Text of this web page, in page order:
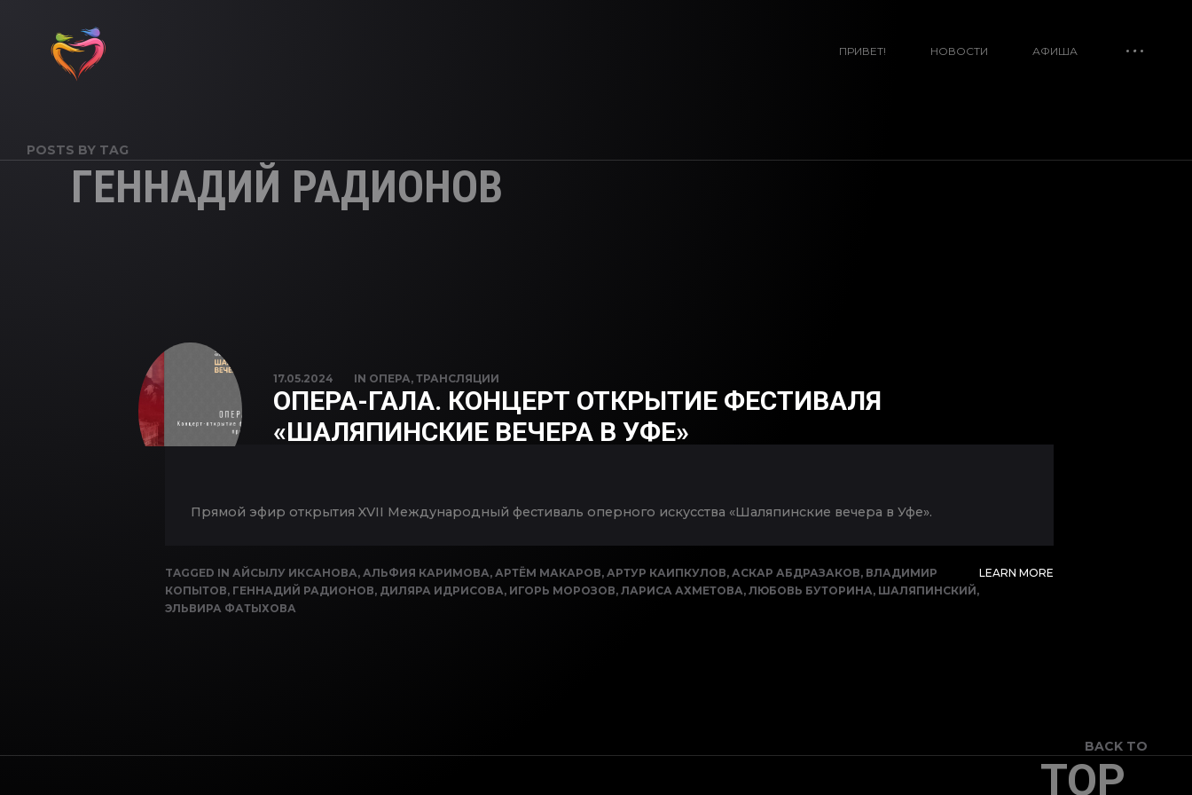
ПРИВЕТ! НОВОСТИ АФИША
POSTS BY TAG
ГЕННАДИЙ РАДИОНОВ
17.05.2024 IN ОПЕРА,ТРАНСЛЯЦИИ
ОПЕРА-ГАЛА. КОНЦЕРТ ОТКРЫТИЕ ФЕСТИВАЛЯ
«ШАЛЯПИНСКИЕ ВЕЧЕРА В УФЕ»
Прямой эфир открытия XVII Международный фестиваль оперного искусства «Шаляпинские вечера в Уфе».
TAGGED IN АЙСЫЛУ ИКСАНОВА, АЛЬФИЯ КАРИМОВА, АРТЁМ МАКАРОВ, АРТУР КАИПКУЛОВ, АСКАР АБДРАЗАКОВ, ВЛАДИМИР
КОПЫТОВ, ГЕННАДИЙ РАДИОНОВ, ДИЛЯРА ИДРИСОВА, ИГОРЬ МОРОЗОВ, ЛАРИСА АХМЕТОВА, ЛЮБОВЬ БУТОРИНА, ШАЛЯПИНСКИЙ,
ЭЛЬВИРА ФАТЫХОВА
LEARN MORE
BACK TO
TOP